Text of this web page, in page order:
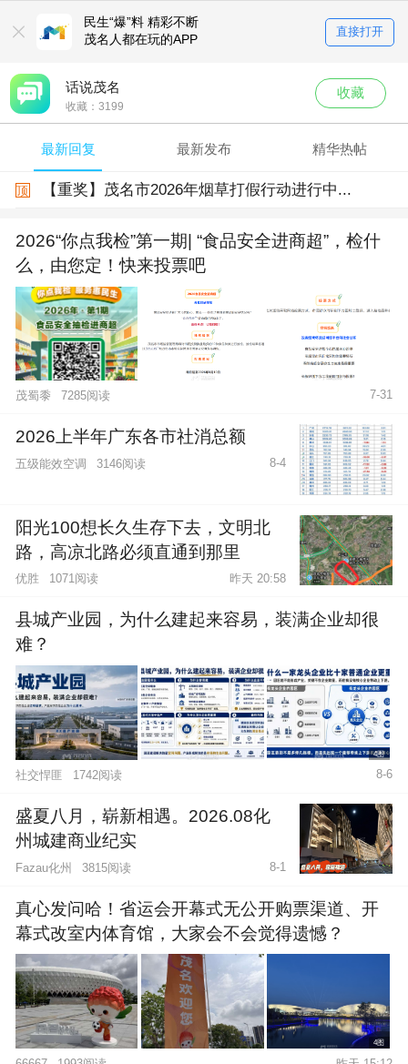
民生“爆”料 精彩不断
茂名人都在玩的APP
直接打开
话说茂名
收藏： 3199
收藏
最新回复 最新发布 精华热帖
顶 【重奖】茂名市2026年烟草打假行动进行中...
2026“你点我检”第一期| “食品安全进商超”，检什
么，由您定！快来投票吧
茂蜀黍 7285阅读 7-31
2026上半年广东各市社消总额
五级能效空调 3146阅读 8-4
阳光100想长久生存下去，文明北
路，高凉北路必须直通到那里
优胜 1071阅读 昨天 20:58
县城产业园，为什么建起来容易，装满企业却很
难？
4图
社交悍匪 1742阅读 8-6
盛夏八月，崭新相遇。2026.08化
州城建商业纪实
Fazau化州 3815阅读 8-1
真心发问哈！省运会开幕式无公开购票渠道、开
幕式改室内体育馆，大家会不会觉得遗憾？
4图